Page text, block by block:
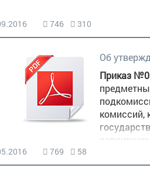
746 310
Об
Приказ
комиссий,
769 58